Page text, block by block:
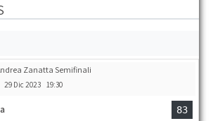
Zanatta Semifinali
29 Dic 2023 19:30
83